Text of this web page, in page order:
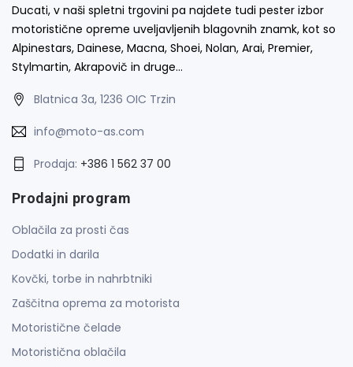
Ducati, v naši spletni trgovini pa najdete tudi pester izbor
motoristične opreme uveljavljenih blagovnih znamk, kot so
Alpinestars, Dainese, Macna, Shoei, Nolan, Arai, Premier,
Stylmartin, Akrapovič in druge…
Blatnica 3a, 1236 OIC Trzin
info@moto-as.com
Prodaja: +386 1 562 37 00
Prodajni program
Oblačila za prosti čas
Dodatki in darila
Kovčki, torbe in nahrbtniki
Zaščitna oprema za motorista
Motoristične čelade
Motoristična oblačila